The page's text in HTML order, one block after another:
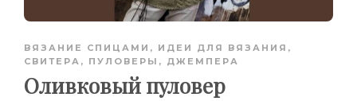
ВЯЗАНИЕ СПИЦАМИ , ИДЕИ ДЛЯ ВЯЗАНИЯ ,
СВИТЕРА, ПУЛОВЕРЫ, ДЖЕМПЕРА
Оливковый пуловер